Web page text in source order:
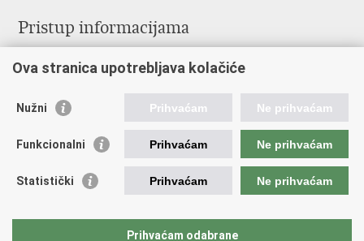
Pristup informacijama
Izjava o pristupačnosti
Ravnopravnost spolova u MORH-u i OSRH
Važne poveznice
Vlada RH
Hrvatski Sabor
Ova stranica upotrebljava kolačiće
Nužni Prihvaćam Ne prihvaćam
Funkcionalni Prihvaćam Ne prihvaćam
Statistički Prihvaćam Ne prihvaćam
Prihvaćam odabrane